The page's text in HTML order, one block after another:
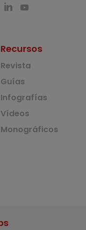
Recursos
Revista
Guías
Infografías
Vídeos
Monográficos